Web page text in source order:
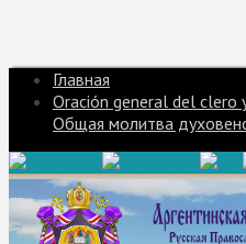
Главная
Oración general del clero
Общая молитва